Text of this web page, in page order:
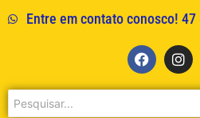
Entre em contato conosco! 47